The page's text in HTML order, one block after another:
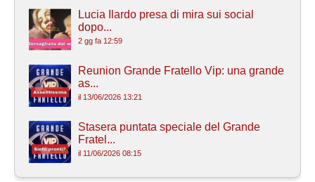
Lucia Ilardo presa di mira sui social
dopo...
2 gg fa 12:59
Reunion Grande Fratello Vip: una grande
as...
il 13/06/2026 13:21
Stasera puntata speciale del Grande
Fratel...
il 11/06/2026 08:15